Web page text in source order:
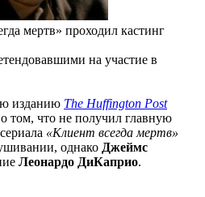
мертв» проходил кастинг
на участие в
изданию The Huffington Post
о том, что не получил главную
«Клиент всегда мертв»
однако Джеймс
Леонардо ДиКаприо.